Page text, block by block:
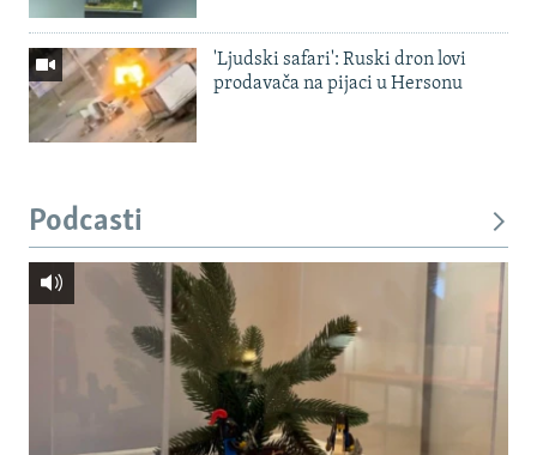
'Ljudski safari': Ruski dron lovi
prodavača na pijaci u Hersonu
Podcasti